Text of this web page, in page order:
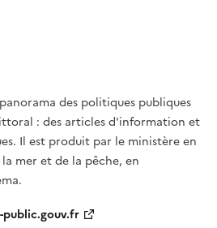
des politiques publiques
: des articles d'information et
Il est produit par le ministère en
mer et de la pêche, en
public.gouv.fr